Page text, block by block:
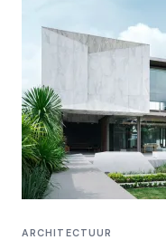
ARCHITECTUUR